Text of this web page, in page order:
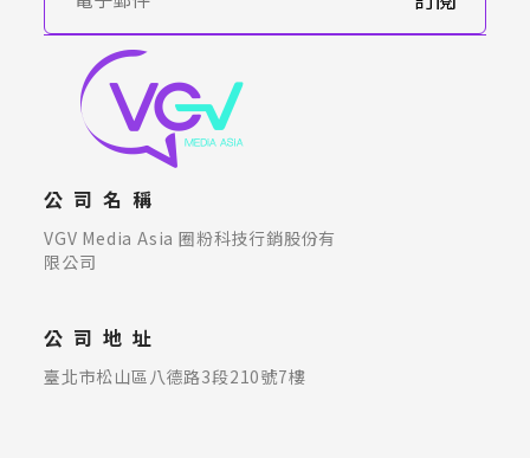
公司名稱
VGV Media Asia 圈粉科技行銷股份有
限公司
公司地址
臺北市松山區八德路3段210號7樓